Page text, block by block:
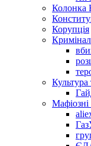
Колонка
Корупція
Кримінал
Культура
Мафіозні